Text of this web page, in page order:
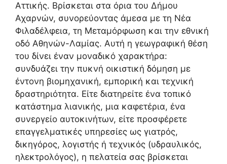
Αττικής. Βρίσκεται στα όρια του Δήμου
Αχαρνών, συνορεύοντας άμεσα με τη Νέα
Φιλαδέλφεια, τη Μεταμόρφωση και την εθνική
οδό Αθηνών-Λαμίας. Αυτή η γεωγραφική θέση
του δίνει έναν μοναδικό χαρακτήρα:
συνδυάζει την πυκνή οικιστική δόμηση με
έντονη βιομηχανική, εμπορική και τεχνική
δραστηριότητα. Είτε διατηρείτε ένα τοπικό
κατάστημα λιανικής, μια καφετέρια, ένα
συνεργείο αυτοκινήτων, είτε προσφέρετε
επαγγελματικές υπηρεσίες ως γιατρός,
δικηγόρος, λογιστής ή τεχνικός (υδραυλικός,
ηλεκτρολόγος), η πελατεία σας βρίσκεται